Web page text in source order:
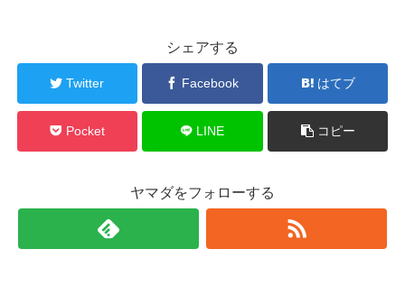
シェアする
Twitter Facebook はてブ
Pocket LINE コピー
ヤマダをフォローする